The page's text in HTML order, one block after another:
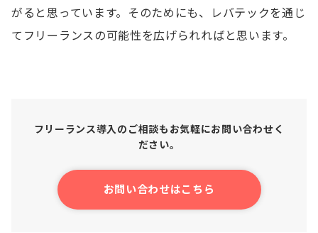
がると思っています。そのためにも、レバテックを通じ
てフリーランスの可能性を広げられればと思います。
フリーランス導入のご相談もお気軽にお問い合わせく
ださい。
お問い合わせはこちら